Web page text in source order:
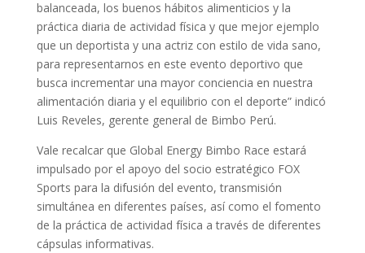
balanceada, los buenos hábitos alimenticios y la
práctica diaria de actividad física y que mejor ejemplo
que un deportista y una actriz con estilo de vida sano,
para representarnos en este evento deportivo que
busca incrementar una mayor conciencia en nuestra
alimentación diaria y el equilibrio con el deporte” indicó
Luis Reveles, gerente general de Bimbo Perú.
Vale recalcar que Global Energy Bimbo Race estará
impulsado por el apoyo del socio estratégico FOX
Sports para la difusión del evento, transmisión
simultánea en diferentes países, así como el fomento
de la práctica de actividad física a través de diferentes
cápsulas informativas.